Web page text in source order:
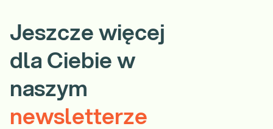
Jeszcze więcej
dla Ciebie w
naszym
newsletterze